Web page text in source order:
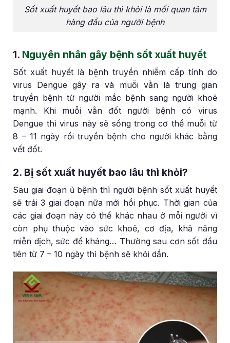
Sốt xuất huyết bao lâu thì khỏi là mối quan tâm
hàng đầu của người bệnh
1. Nguyên nhân gây bệnh sốt xuất huyết
Sốt xuất huyết là bệnh truyền nhiễm cấp tính do
virus Dengue gây ra và muỗi vằn là trung gian
truyền bệnh từ người mắc bệnh sang người khoẻ
mạnh. Khi muỗi vằn đốt người bệnh có virus
Dengue thì virus này sẽ sống trong cơ thể muỗi từ
8 – 11 ngày rồi truyền bệnh cho người khác bằng
vết đốt.
2. Bị sốt xuất huyết bao lâu thì khỏi?
Sau giai đoạn ủ bệnh thì người bệnh sốt xuất huyết
sẽ trải 3 giai đoạn nữa mới hồi phục. Thời gian của
các giai đoạn này có thể khác nhau ở mỗi người vì
còn phụ thuộc vào sức khoẻ, cơ địa, khả năng
miễn dịch, sức đề kháng… Thường sau cơn sốt đầu
tiên từ 7 – 10 ngày thì bệnh sẽ khỏi dần.